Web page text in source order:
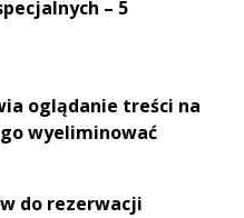
– 5
oglądanie treści na
wyeliminować
do rezerwacji